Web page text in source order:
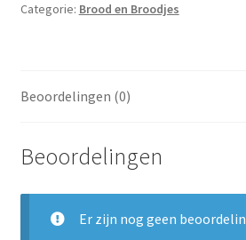
Salades
Categorie: Brood en Broodjes
Beoordelingen (0)
Beoordelingen
Er zijn nog geen